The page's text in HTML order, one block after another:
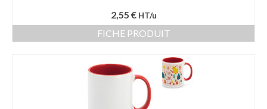
2,55 € HT/u
FICHE PRODUIT